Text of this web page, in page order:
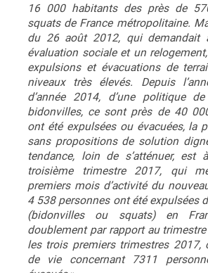
16 000 habitants des près de
squats de France métropolitaine.
du 26 août 2012, qui demandait
évaluation sociale et un
expulsions et évacuations de
niveaux très élevés. Depuis
d’année 2014, d’une politique
bidonvilles, ce sont près de 40
ont été expulsées ou évacuées, la
sans propositions de solution
tendance, loin de s’atténuer, est
troisième trimestre 2017, qui
premiers mois d’activité du
4 538 personnes ont été expulsées
(bidonvilles ou squats) en
doublement par rapport au
les trois premiers trimestres 2017,
de vie concernant 7311